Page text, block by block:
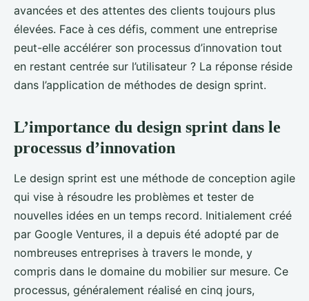
avancées et des attentes des clients toujours plus
élevées. Face à ces défis, comment une entreprise
peut-elle accélérer son processus d’innovation tout
en restant centrée sur l’utilisateur ? La réponse réside
dans l’application de méthodes de design sprint.
L’importance du design sprint dans le
processus d’innovation
Le design sprint est une méthode de conception agile
qui vise à résoudre les problèmes et tester de
nouvelles idées en un temps record. Initialement créé
par Google Ventures, il a depuis été adopté par de
nombreuses entreprises à travers le monde, y
compris dans le domaine du mobilier sur mesure. Ce
processus, généralement réalisé en cinq jours,